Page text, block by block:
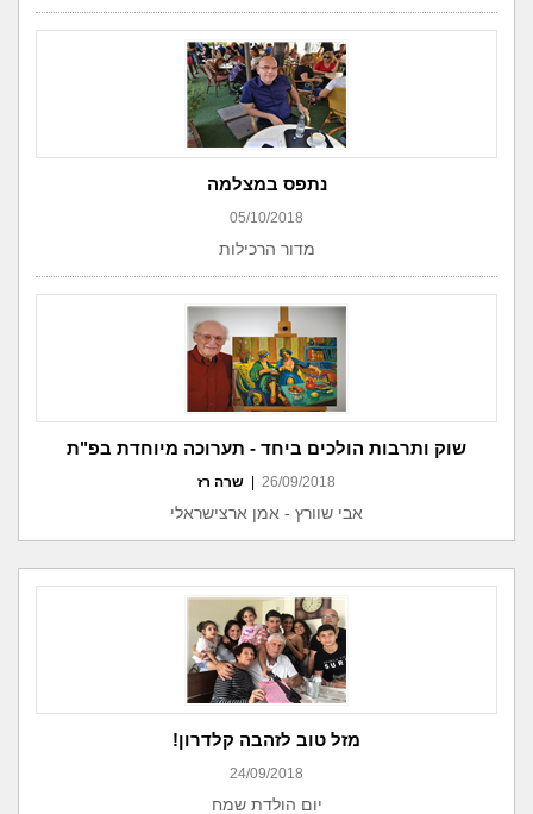
נתפס במצלמה
05/10/2018
מדור הרכילות
שוק ותרבות הולכים ביחד - תערוכה מיוחדת בפ"ת
26/09/2018 שרה רז
אבי שוורץ - אמן ארצישראלי
מזל טוב לזהבה קלדרון!
24/09/2018
יום הולדת שמח